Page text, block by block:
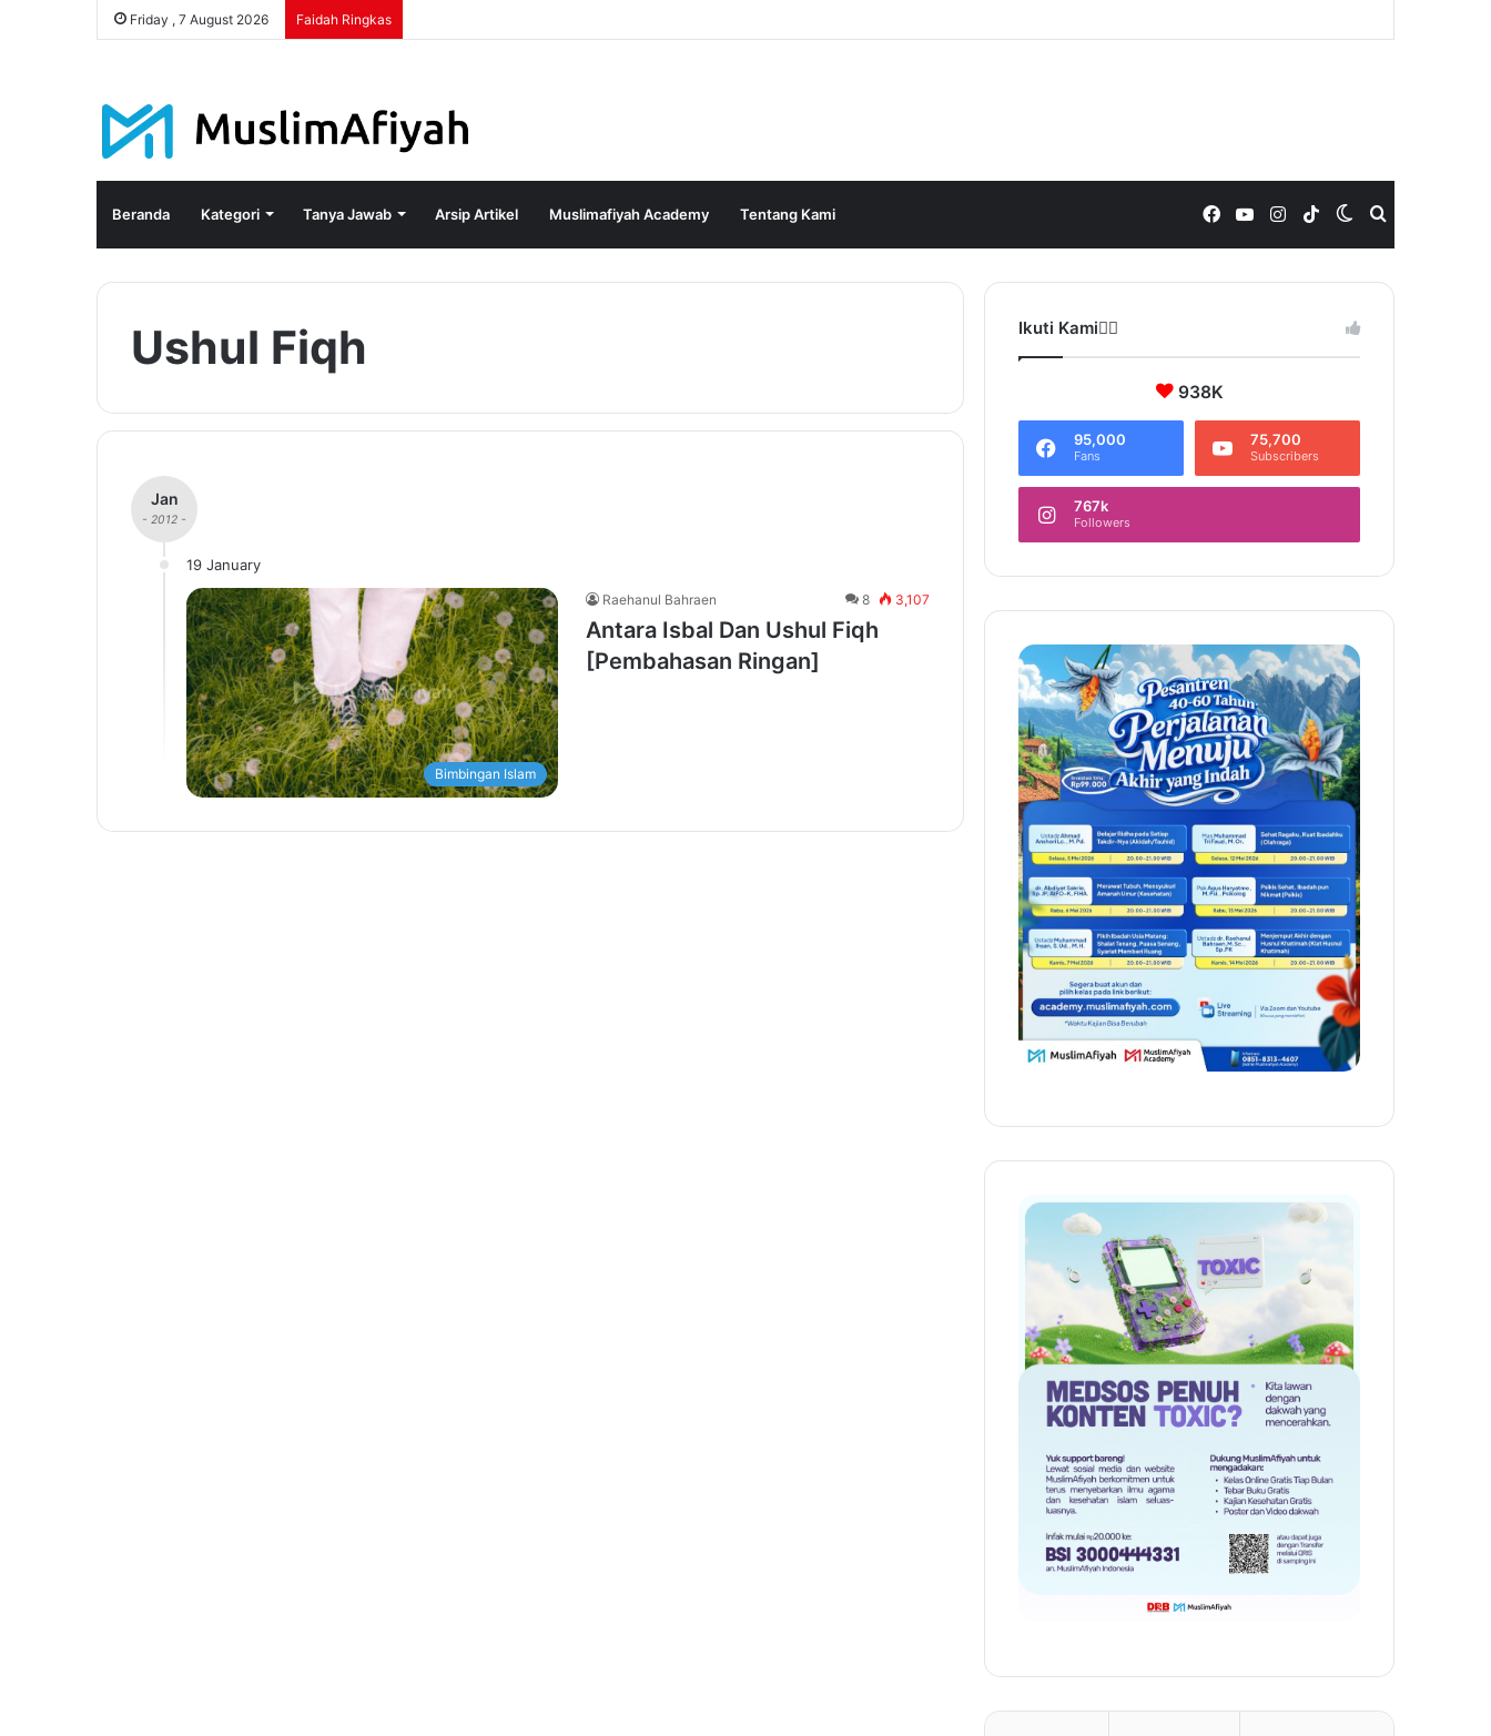
Friday , 7 August 2026 Faidah Ringkas
Beranda Kategori Tanya Jawab Arsip Artikel Muslimafiyah Academy Tentang Kami Switch
skin
TikTok
Instagram
YouTube
Facebook
Ushul Fiqh
Jan
- 2012 -
19 January
Bimbingan Islam
Raehanul Bahraen 8 3,107
Antara Isbal Dan Ushul Fiqh
[Pembahasan Ringan]
Ikuti Kami❤️‍🔥
938K
95,000
Fans
75,700
Subscribers
767k
Followers